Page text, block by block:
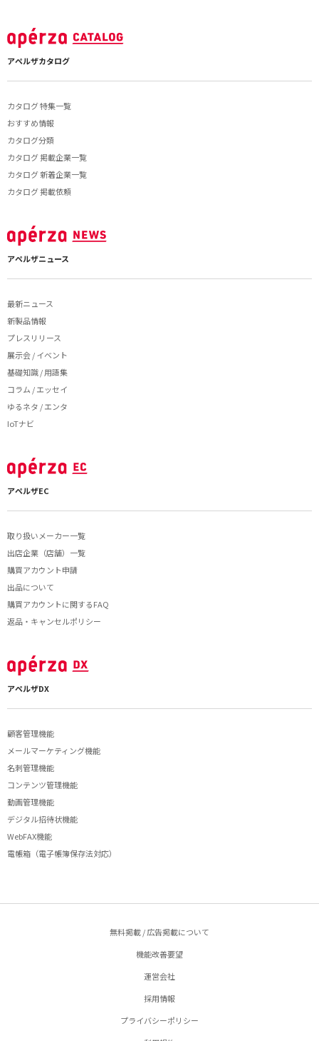
アペルザカタログ
カタログ 特集一覧
おすすめ情報
カタログ分類
カタログ 掲載企業一覧
カタログ 新着企業一覧
カタログ 掲載依頼
アペルザニュース
最新ニュース
新製品情報
プレスリリース
展示会 / イベント
基礎知識 / 用語集
コラム / エッセイ
ゆるネタ / エンタ
IoTナビ
アペルザEC
取り扱いメーカー一覧
出店企業（店舗）一覧
購買アカウント申請
出品について
購買アカウントに関するFAQ
返品・キャンセルポリシー
アペルザDX
顧客管理機能
メールマーケティング機能
名刺管理機能
コンテンツ管理機能
動画管理機能
デジタル招待状機能
WebFAX機能
電帳箱（電子帳簿保存法対応）
無料掲載 / 広告掲載について
機能改善要望
運営会社
採用情報
プライバシーポリシー